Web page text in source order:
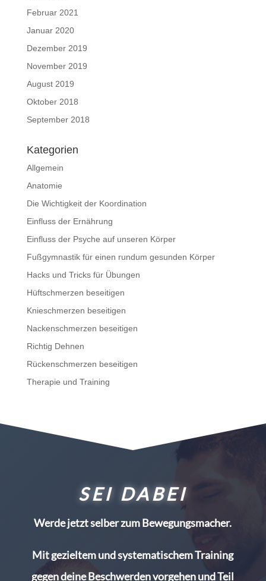
Februar 2021
Januar 2020
Dezember 2019
November 2019
August 2019
Oktober 2018
September 2018
Kategorien
Allgemein
Anatomie
Die Wichtigkeit der Koordination
Einfluss der Ernährung
Einfluss der Psyche auf unseren Körper
Fußgymnastik für einen rundum gesunden Körper
Hacks und Tricks für Übungen
Hüftschmerzen beseitigen
Knieschmerzen beseitigen
Nackenschmerzen beseitigen
Richtig Dehnen
Rückenschmerzen beseitigen
Therapie und Training
SEI DABEI
Werde jetzt selber zum Bewegungsmacher.
Mit gezieltem und systematischem Training
gegen deine Beschwerden vorgehen und Teil